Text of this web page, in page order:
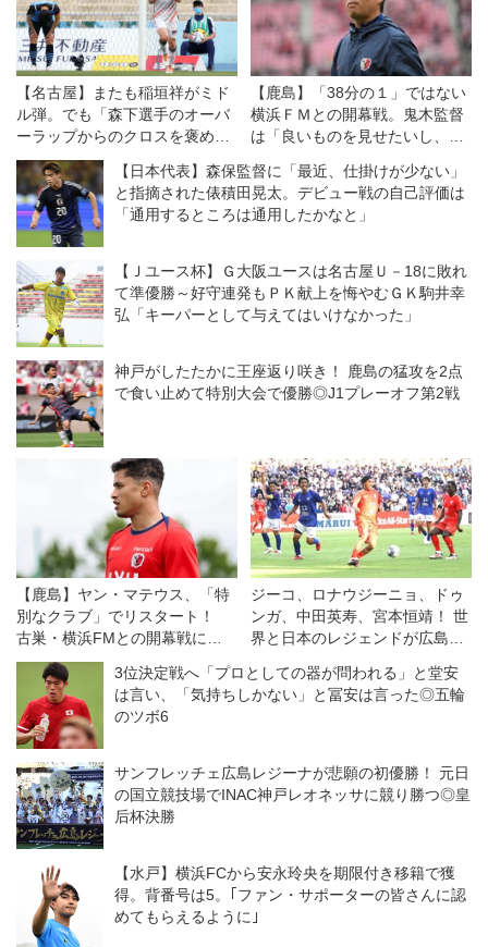
【名古屋】またも稲垣祥がミド
ル弾。でも「森下選手のオーバ
ーラップからのクロスを褒めて
あげてほしい」
【鹿島】「38分の１」ではない
横浜ＦＭとの開幕戦。鬼木監督
は「良いものを見せたいし、決
【日本代表】森保監督に「最近、仕掛けが少ない」
と指摘された俵積田晃太。デビュー戦の自己評価は
「通用するところは通用したかなと」
【Ｊユース杯】Ｇ大阪ユースは名古屋Ｕ－18に敗れ
て準優勝～好守連発もＰＫ献上を悔やむＧＫ駒井幸
弘「キーパーとして与えてはいけなかった」
神戸がしたたかに王座返り咲き！ 鹿島の猛攻を2点
で食い止めて特別大会で優勝◎J1プレーオフ第2戦
【鹿島】ヤン・マテウス、「特
別なクラブ」でリスタート！
古巣・横浜FMとの開幕戦に向
けては「感情的な試合になる」
が「勝利を求めたい！」
ジーコ、ロナウジーニョ、ドゥ
ンガ、中田英寿、宮本恒靖！ 世
界と日本のレジェンドが広島で
ム
3位決定戦へ「プロとしての器が問われる」と堂安
は言い、「気持ちしかない」と冨安は言った◎五輪
のツボ6
サンフレッチェ広島レジーナが悲願の初優勝！ 元日
の国立競技場でINAC神戸レオネッサに競り勝つ◎皇
后杯決勝
【水戸】横浜FCから安永玲央を期限付き移籍で獲
得。背番号は5。｢ファン・サポーターの皆さんに認
めてもらえるように｣